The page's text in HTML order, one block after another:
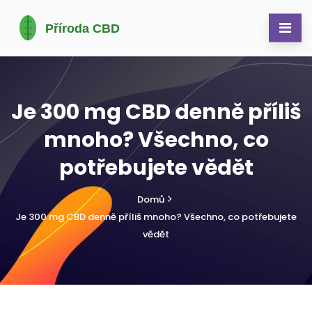
Je 300 mg CBD denně příliš
mnoho? Všechno, co
potřebujete vědět
Domů
Je 300 mg CBD denně příliš mnoho? Všechno, co potřebujete
vědět